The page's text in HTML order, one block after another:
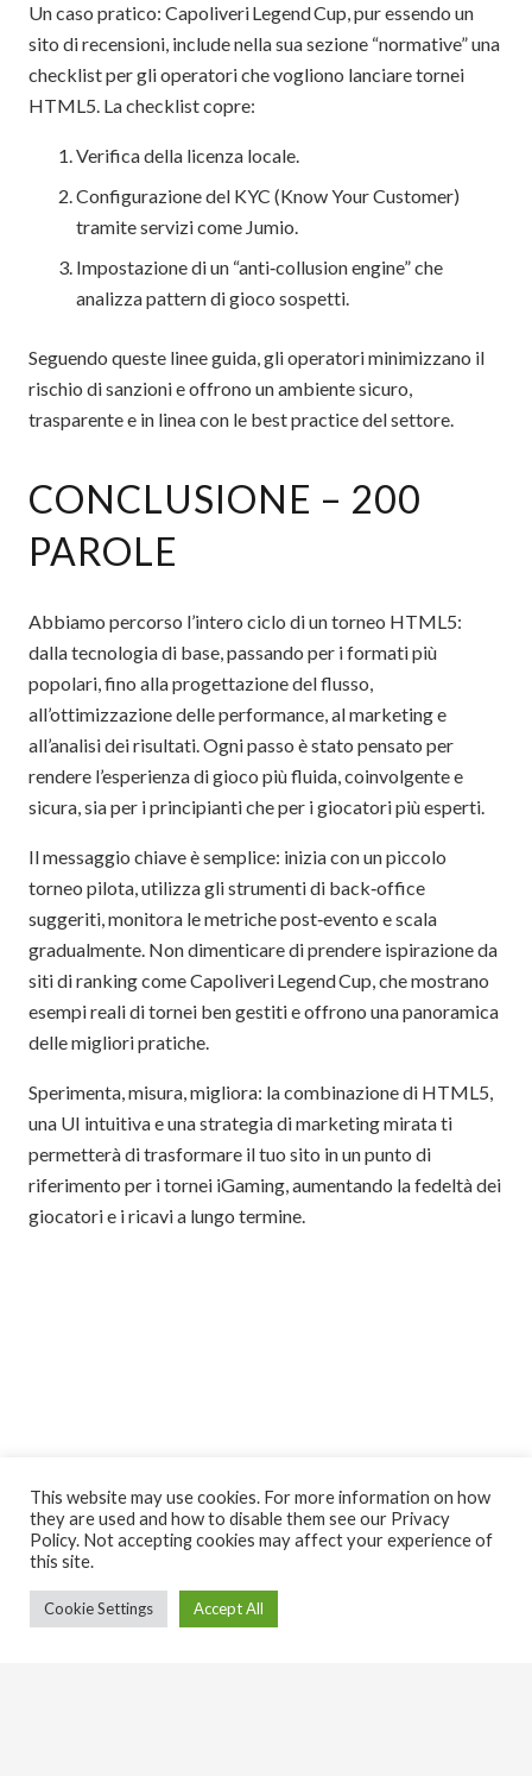
Un caso pratico: Capoliveri Legend Cup, pur essendo un
sito di recensioni, include nella sua sezione “normative” una
checklist per gli operatori che vogliono lanciare tornei
HTML5. La checklist copre:
Verifica della licenza locale.
Configurazione del KYC (Know Your Customer)
tramite servizi come Jumio.
Impostazione di un “anti‑collusion engine” che
analizza pattern di gioco sospetti.
Seguendo queste linee guida, gli operatori minimizzano il
rischio di sanzioni e offrono un ambiente sicuro,
trasparente e in linea con le best practice del settore.
CONCLUSIONE – 200
PAROLE
Abbiamo percorso l’intero ciclo di un torneo HTML5:
dalla tecnologia di base, passando per i formati più
popolari, fino alla progettazione del flusso,
all’ottimizzazione delle performance, al marketing e
all’analisi dei risultati. Ogni passo è stato pensato per
rendere l’esperienza di gioco più fluida, coinvolgente e
sicura, sia per i principianti che per i giocatori più esperti.
Il messaggio chiave è semplice: inizia con un piccolo
torneo pilota, utilizza gli strumenti di back‑office
suggeriti, monitora le metriche post‑evento e scala
gradualmente. Non dimenticare di prendere ispirazione da
siti di ranking come Capoliveri Legend Cup, che mostrano
esempi reali di tornei ben gestiti e offrono una panoramica
delle migliori pratiche.
Sperimenta, misura, migliora: la combinazione di HTML5,
una UI intuitiva e una strategia di marketing mirata ti
permetterà di trasformare il tuo sito in un punto di
riferimento per i tornei iGaming, aumentando la fedeltà dei
giocatori e i ricavi a lungo termine.
This website may use cookies. For more information on how
they are used and how to disable them see our Privacy
Policy. Not accepting cookies may affect your experience of
this site.
Cookie Settings Accept All